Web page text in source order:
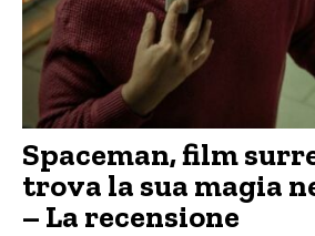
Spaceman, film
trova la sua magia
– La recensione